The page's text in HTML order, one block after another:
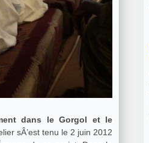
dans le Gorgol et le
sÂ’est tenu le 2 juin 2012